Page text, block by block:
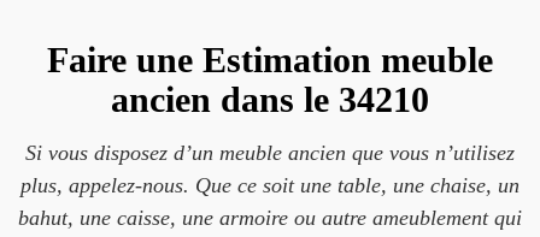
Faire une Estimation meuble
ancien dans le 34210
Si vous disposez d’un meuble ancien que vous n’utilisez
plus, appelez-nous. Que ce soit une table, une chaise, un
bahut, une caisse, une armoire ou autre ameublement qui